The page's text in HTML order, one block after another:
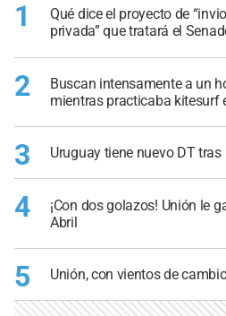
1
Qué dice el proyecto de
privada” que tratará el
2
Buscan intensamente a un
mientras practicaba kitesurf
3 Uruguay tiene nuevo DT
4
¡Con dos golazos! Unión le
Abril
5 Unión, con vientos de